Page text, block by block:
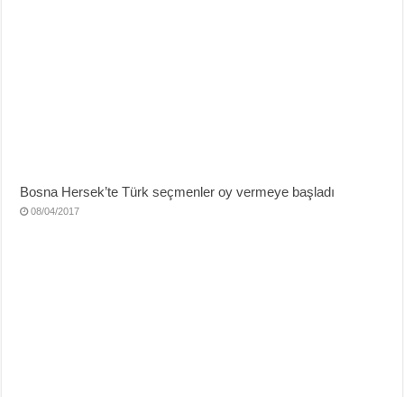
Bosna Hersek’te Türk seçmenler oy vermeye başladı
08/04/2017